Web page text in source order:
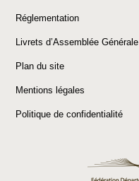
Réglementation
Livrets d’Assemblée Générale
Plan du site
Mentions légales
Politique de confidentialité